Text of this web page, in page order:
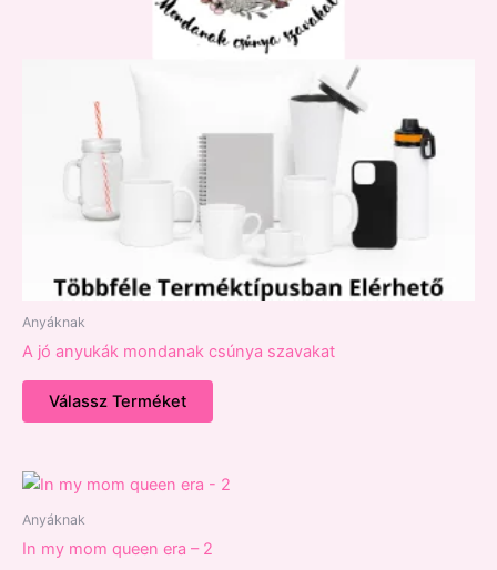
Anyáknak
A jó anyukák mondanak csúnya szavakat
Válassz Terméket
Anyáknak
In my mom queen era – 2